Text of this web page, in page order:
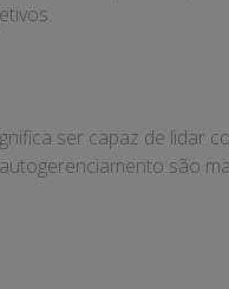
ser capaz de lidar
são